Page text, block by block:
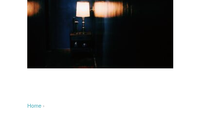
Home ›